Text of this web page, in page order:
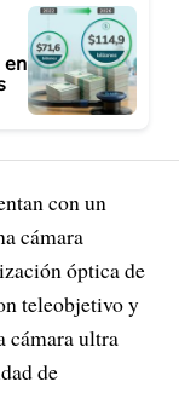
con un
cámara
óptica de
teleobjetivo y
cámara ultra
de